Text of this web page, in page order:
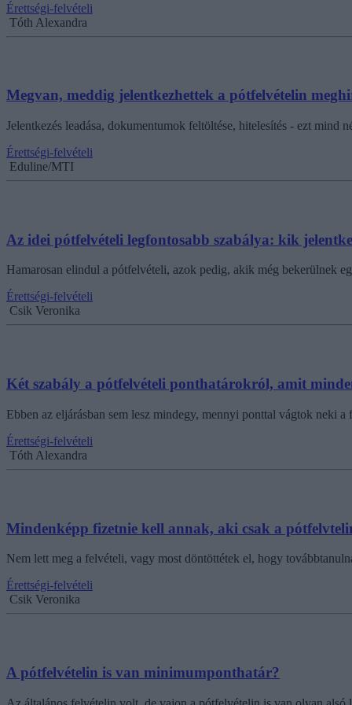
Érettségi-felvételi
Tóth Alexandra
Megvan, meddig jelentkezhettek a pótfelvételin
Jelentkezés leadása, dokumentumok feltöltése, hitelesítés - ezt mind
Érettségi-felvételi
Eduline/MTI
Az idei pótfelvételi legfontosabb szabálya: kik
Hamarosan elindul a pótfelvételi, azok pedig, akik még bekerülnek
Érettségi-felvételi
Csik Veronika
Két szabály a pótfelvételi ponthatárokról, amit
Ebben az eljárásban sem lesz mindegy, mennyi ponttal vágtok neki a
Érettségi-felvételi
Tóth Alexandra
Mindenképp fizetnie kell annak, aki csak a
Nem lett meg a felvételi, vagy most döntöttétek el, hogy
Érettségi-felvételi
Csik Veronika
A pótfelvételin is van minimumponthatár?